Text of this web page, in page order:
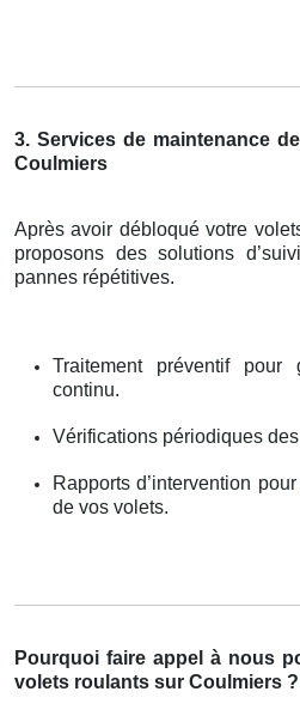
3. Services de maintenance
Coulmiers
Après avoir débloqué votre
proposons des solutions
pannes répétitives.
Traitement préventif pour
continu.
Vérifications périodiques
Rapports d’intervention
de vos volets.
Pourquoi faire appel à nous
volets roulants sur Coulmiers ?